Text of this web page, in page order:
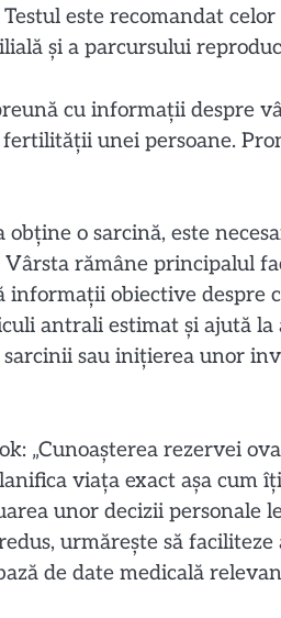
este recomandat celor
și a parcursului
cu informații despre
unei persoane.
o sarcină, este
Vârsta rămâne principalul
informații obiective despre
antrali estimat și ajută la
sau inițierea unor
„Cunoașterea rezervei
viața exact așa cum îți
unor decizii personale
urmărește să faciliteze
de date medicală